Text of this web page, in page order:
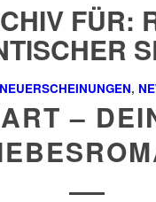
FÜR:
NEUERSCHEINUNGEN,
–